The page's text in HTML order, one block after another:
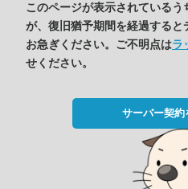
このページが表示されている
が、復旧猶予期間を経過する
お急ぎください。ご不明点はラ
せください。
サーバー契約